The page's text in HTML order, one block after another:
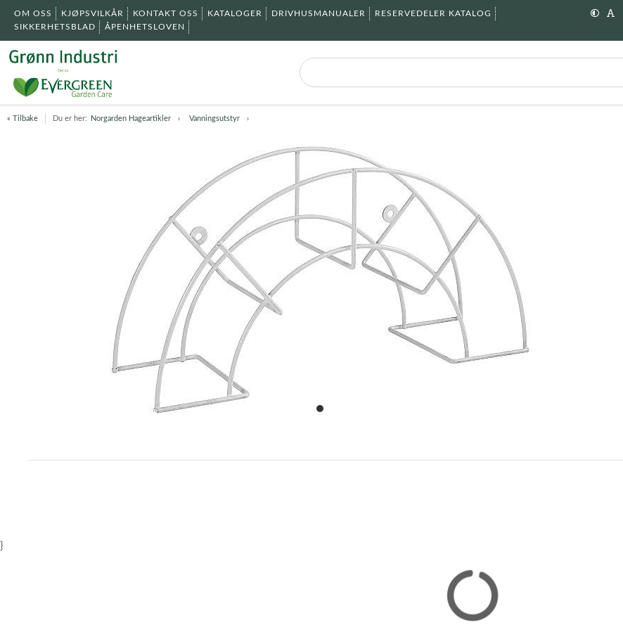
OM OSS KJØPSVILKÅR KONTAKT OSS KATALOGER DRIVHUSMANUALER
RESERVEDELER KATALOG
SIKKERHETSBLAD
ÅPENHETSLOVEN
« Tilbake Du er her: Norgarden Hageartikler Vanningsutstyr
item
of
}